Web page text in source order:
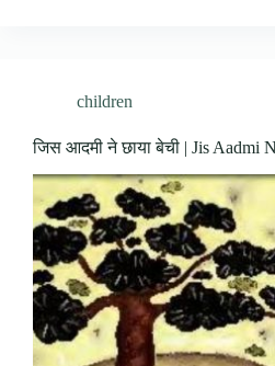
children
जिस आदमी ने छाया बेची | Jis Aadmi